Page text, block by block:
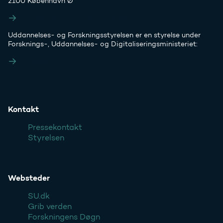
Uddannelses- og Forskningsstyrelsen er en styrelse under
Forsknings-, Uddannelses- og Digitaliseringsministeriet:
Kontakt
Pressekontakt
Styrelsen
Websteder
SU.dk
Grib verden
Forskningens Døgn